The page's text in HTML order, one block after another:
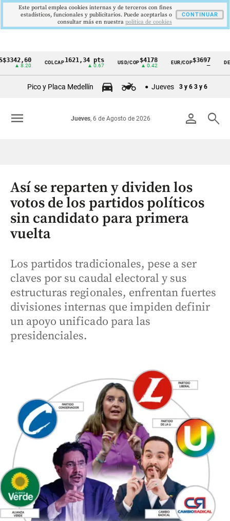
Cintillo
Colombia
COLCAP1621,34 pts USD/COP$4178
▲ 0.42
EUR/COP$3697
—
Pico y Placa Medellín Jueves 3 y 6 3 y 6
person search
Jueves, 6 de Agosto de 2026
menu
Así se reparten y dividen los
votos de los partidos políticos
sin candidato para primera
vuelta
Los partidos tradicionales, pese a ser
claves por su caudal electoral y sus
estructuras regionales, enfrentan fuertes
divisiones internas que impiden definir
un apoyo unificado para las
presidenciales.
Este portal emplea cookies internas y de terceros con fines
estadísticos, funcionales y publicitarios. Puede aceptarlas o
consultar más en nuestra politica de cookies
CONTINUAR